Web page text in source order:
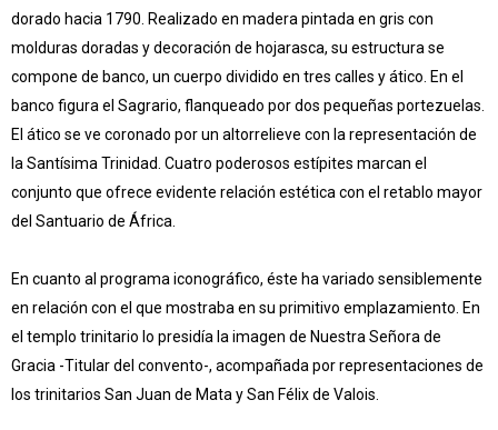
dorado hacia 1790. Realizado en madera pintada en gris con
molduras doradas y decoración de hojarasca, su estructura se
compone de banco, un cuerpo dividido en tres calles y ático. En el
banco figura el Sagrario, flanqueado por dos pequeñas portezuelas.
El ático se ve coronado por un altorrelieve con la representación de
la Santísima Trinidad. Cuatro poderosos estípites marcan el
conjunto que ofrece evidente relación estética con el retablo mayor
del Santuario de África.
En cuanto al programa iconográfico, éste ha variado sensiblemente
en relación con el que mostraba en su primitivo emplazamiento. En
el templo trinitario lo presidía la imagen de Nuestra Señora de
Gracia -Titular del convento-, acompañada por representaciones de
los trinitarios San Juan de Mata y San Félix de Valois.